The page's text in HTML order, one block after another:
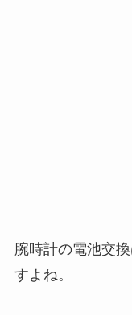
腕時計の電池交
すよね。